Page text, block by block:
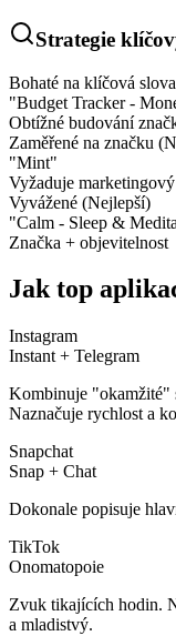
Strategie
Bohaté na klíčová
"Budget Tracker -
Obtížné budování
Zaměřené na značku
"Mint"
Vyžaduje
Vyvážené (Nejlepší)
"Calm - Sleep &
Značka + objevitelnost
Jak top
Instagram
Instant + Telegram
Kombinuje "okamžité"
Naznačuje rychlost a
Snapchat
Snap + Chat
Dokonale popisuje
TikTok
Onomatopoie
Zvuk tikajících hodin.
a mladistvý.